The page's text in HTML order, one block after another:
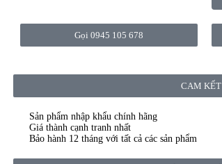
Gọi 0945 105 678
CAM KẾT
Sản phẩm nhập khẩu chính hãng
Giá thành cạnh tranh nhất
Bảo hành 12 tháng với tất cả các sản phẩm